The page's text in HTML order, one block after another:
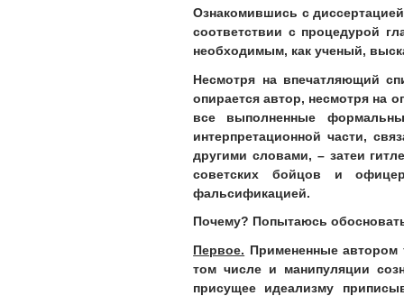
Ознакомившись с
соответствии с процедурой
необходимым, как ученый,
Несмотря на впечатляющий
опирается автор, несмотря на
все выполненные
интерпретационной части,
другими словами, – затеи
советских бойцов и
фальсификацией.
Почему? Попытаюсь
Первое. Примененные автором
том числе и манипуляции
присущее идеализму